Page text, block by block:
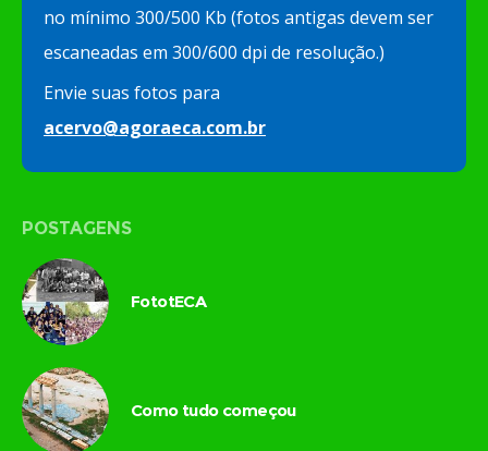
no mínimo 300/500 Kb (fotos antigas devem ser
escaneadas em 300/600 dpi de resolução.)
Envie suas fotos para
acervo@agoraeca.com.br
POSTAGENS
FototECA
Como tudo começou